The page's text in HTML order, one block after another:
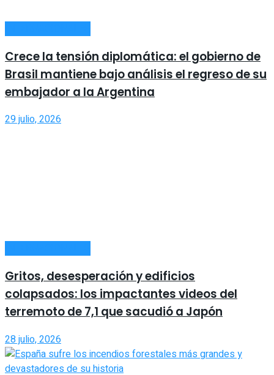
Crece la tensión diplomática: el gobierno de
Brasil mantiene bajo análisis el regreso de su
embajador a la Argentina
29 julio, 2026
Gritos, desesperación y edificios
colapsados: los impactantes videos del
terremoto de 7,1 que sacudió a Japón
28 julio, 2026